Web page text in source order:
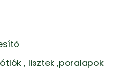
, lisztek ,poralapok